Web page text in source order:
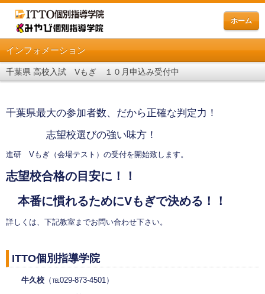
ホーム
インフォメーション
千葉県 高校入試 Vもぎ １０月申込み受付中
千葉県最大の参加者数、だから正確な判定力！
志望校選びの強い味方！
進研 Vもぎ（会場テスト）の受付を開始致します。
志望校合格の目安に！！
本番に慣れるためにVもぎで決める！！
詳しくは、下記教室までお問い合わせ下さい。
ITTO個別指導学院
牛久校 （℡029-873-4501）